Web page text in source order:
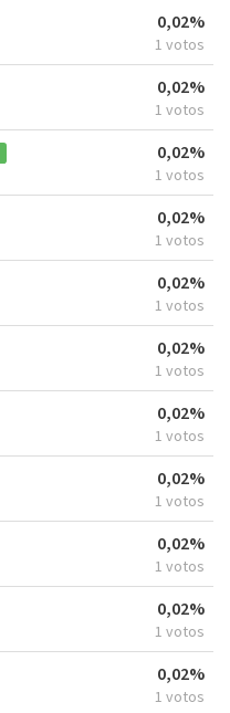
0,02%
1 votos
0,02%
1 votos
0,02%
1 votos
0,02%
1 votos
0,02%
1 votos
0,02%
1 votos
0,02%
1 votos
0,02%
1 votos
0,02%
1 votos
0,02%
1 votos
0,02%
1 votos